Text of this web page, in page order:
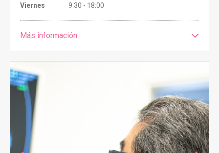
Viernes
9:30 - 18:00
Más información